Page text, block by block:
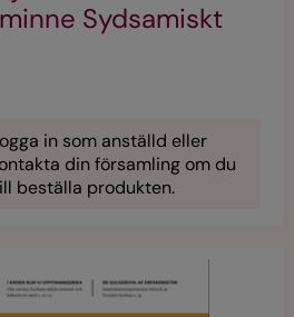
Sydsamiskt
in som anställd eller
din församling om du
beställa produkten.